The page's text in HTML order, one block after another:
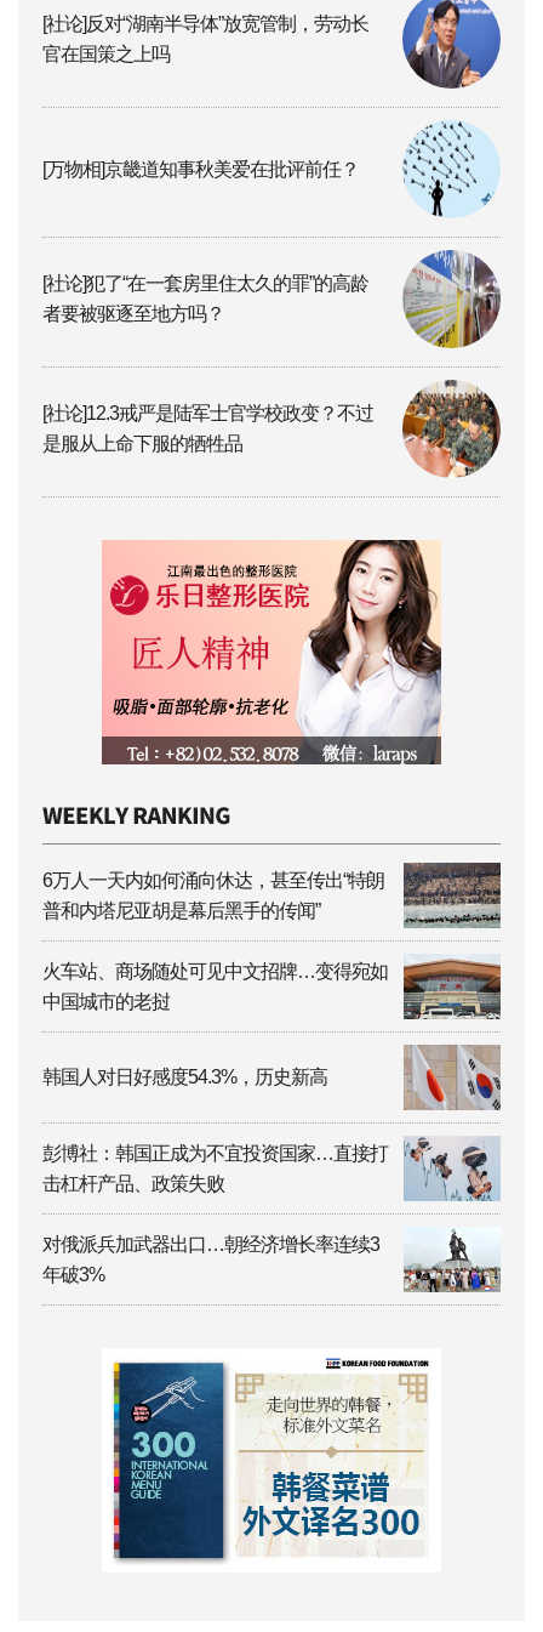
[社论]反对“湖南半导体”放宽管制，劳动长
官在国策之上吗
[万物相]京畿道知事秋美爱在批评前任？
[社论]犯了“在一套房里住太久的罪”的高龄
者要被驱逐至地方吗？
[社论]12.3戒严是陆军士官学校政变？不过
是服从上命下服的牺牲品
6万人一天内如何涌向休达，甚至传出“特朗
普和内塔尼亚胡是幕后黑手的传闻”
火车站、商场随处可见中文招牌…变得宛如
中国城市的老挝
韩国人对日好感度54.3%，历史新高
彭博社：韩国正成为不宜投资国家…直接打
击杠杆产品、政策失败
对俄派兵加武器出口…朝经济增长率连续3
年破3%